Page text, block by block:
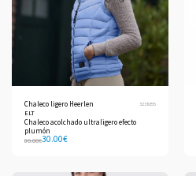
Chaleco ligero Heerlen 3238355
ELT
Chaleco acolchado ultraligero efecto
plumón
80.00€30.00€